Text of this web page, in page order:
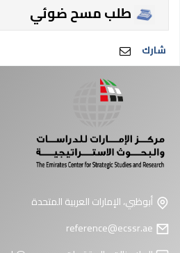
طلب مسح ضوئي
شارك
أبوظبي، الإمارات العربية المتحدة